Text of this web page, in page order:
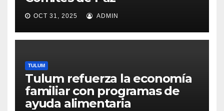
OCT 31, 2025 ADMIN
TULUM
Tulum refuerza la economía
familiar con programas de
ayuda alimentaria